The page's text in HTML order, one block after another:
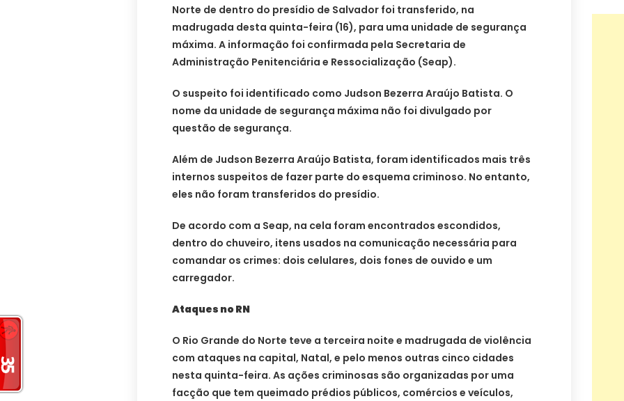
Norte de dentro do presídio de Salvador foi transferido, na
madrugada desta quinta-feira (16), para uma unidade de segurança
máxima. A informação foi confirmada pela Secretaria de
Administração Penitenciária e Ressocialização (Seap).
O suspeito foi identificado como Judson Bezerra Araújo Batista. O
nome da unidade de segurança máxima não foi divulgado por
questão de segurança.
Além de Judson Bezerra Araújo Batista, foram identificados mais três
internos suspeitos de fazer parte do esquema criminoso. No entanto,
eles não foram transferidos do presídio.
De acordo com a Seap, na cela foram encontrados escondidos,
dentro do chuveiro, itens usados na comunicação necessária para
comandar os crimes: dois celulares, dois fones de ouvido e um
carregador.
Ataques no RN
O Rio Grande do Norte teve a terceira noite e madrugada de violência
com ataques na capital, Natal, e pelo menos outras cinco cidades
nesta quinta-feira. As ações criminosas são organizadas por uma
facção que tem queimado prédios públicos, comércios e veículos,